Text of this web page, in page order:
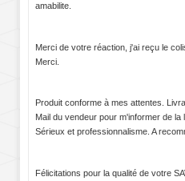
amabilite.
Merci de votre réaction, j'ai reçu le
Merci.
Produit conforme à mes attentes.
Mail du vendeur pour m'informer de la
Sérieux et professionnalisme. A
Félicitations pour la qualité de votre